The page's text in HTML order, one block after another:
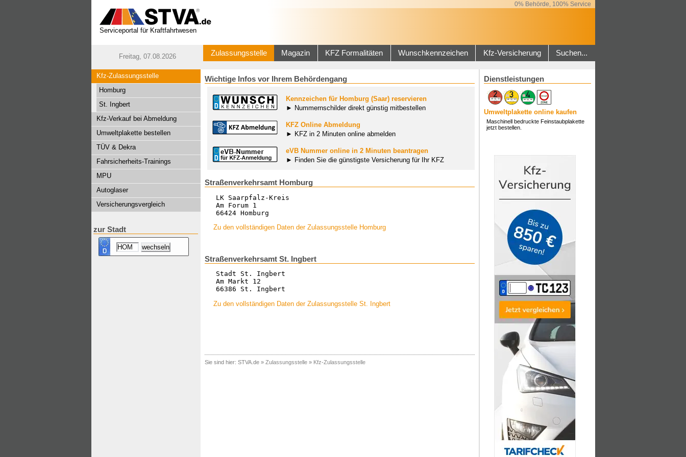
0% Behörde, 100% Service
Serviceportal für Kraftfahrtwesen
Freitag, 07.08.2026 Zulassungsstelle Magazin KFZ Formalitäten Wunschkennzeichen Kfz-Versicherung Suchen...
Kfz-Zulassungsstelle
Homburg
St. Ingbert
Kfz-Verkauf bei Abmeldung
Umweltplakette bestellen
TÜV & Dekra
Fahrsicherheits-Trainings
MPU
Autoglaser
Versicherungsvergleich
zur Stadt
Wichtige Infos vor Ihrem Behördengang
Kennzeichen für Homburg (Saar) reservieren
► Nummernschilder direkt günstig mitbestellen
KFZ Online Abmeldung
► KFZ in 2 Minuten online abmelden
eVB Nummer online in 2 Minuten beantragen
► Finden Sie die günstigste Versicherung für Ihr KFZ
Straßenverkehrsamt Homburg
LK Saarpfalz-Kreis
Am Forum 1
66424 Homburg
Zu den vollständigen Daten der Zulassungsstelle Homburg
Straßenverkehrsamt St. Ingbert
Stadt St. Ingbert
Am Markt 12
66386 St. Ingbert
Zu den vollständigen Daten der Zulassungsstelle St. Ingbert
Sie sind hier: STVA.de» Zulassungsstelle» Kfz-Zulassungsstelle
Dienstleistungen
Umweltplakette online kaufen
Maschinell bedruckte Feinstaubplakette
jetzt bestellen.